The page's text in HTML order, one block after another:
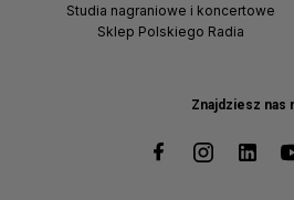
Znajdziesz nas
Studia nagraniowe i koncertowe
Sklep Polskiego Radia